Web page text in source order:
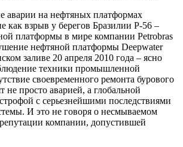
аварии на нефтяных платформах
как взрыв у берегов Бразилии Р-56 –
платформы в мире компании Petrobras
нефтяной платформы Deepwater
заливе 20 апреля 2010 года – ясно
техники промышленной
своевременного ремонта бурового
не просто аварией, а глобальной
с серьезнейшими последствиями
И это не говоря о несмываемом
компании, допустившей